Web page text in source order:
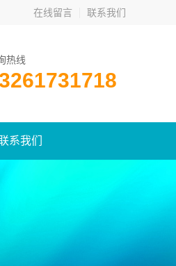
在线留言 联系我们
热线
系我们